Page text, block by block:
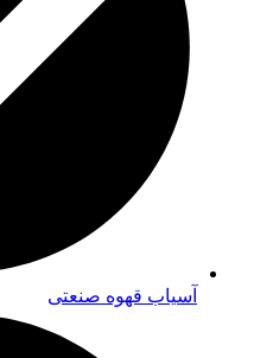
آسیاب قهوه صنعتی